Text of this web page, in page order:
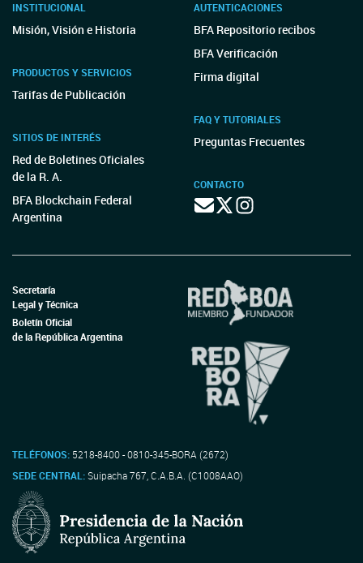
INSTITUCIONAL
Misión, Visión e Historia
PRODUCTOS Y SERVICIOS
Tarifas de Publicación
SITIOS DE INTERÉS
Red de Boletines Oficiales
de la R. A.
BFA Blockchain Federal
Argentina
AUTENTICACIONES
BFA Repositorio recibos
BFA Verificación
Firma digital
FAQ Y TUTORIALES
Preguntas Frecuentes
CONTACTO
Secretaría
Legal y Técnica
Boletín Oficial
de la República Argentina
TELÉFONOS: 5218-8400 - 0810-345-BORA (2672)
SEDE CENTRAL:Suipacha 767, C.A.B.A. (C1008AAO)